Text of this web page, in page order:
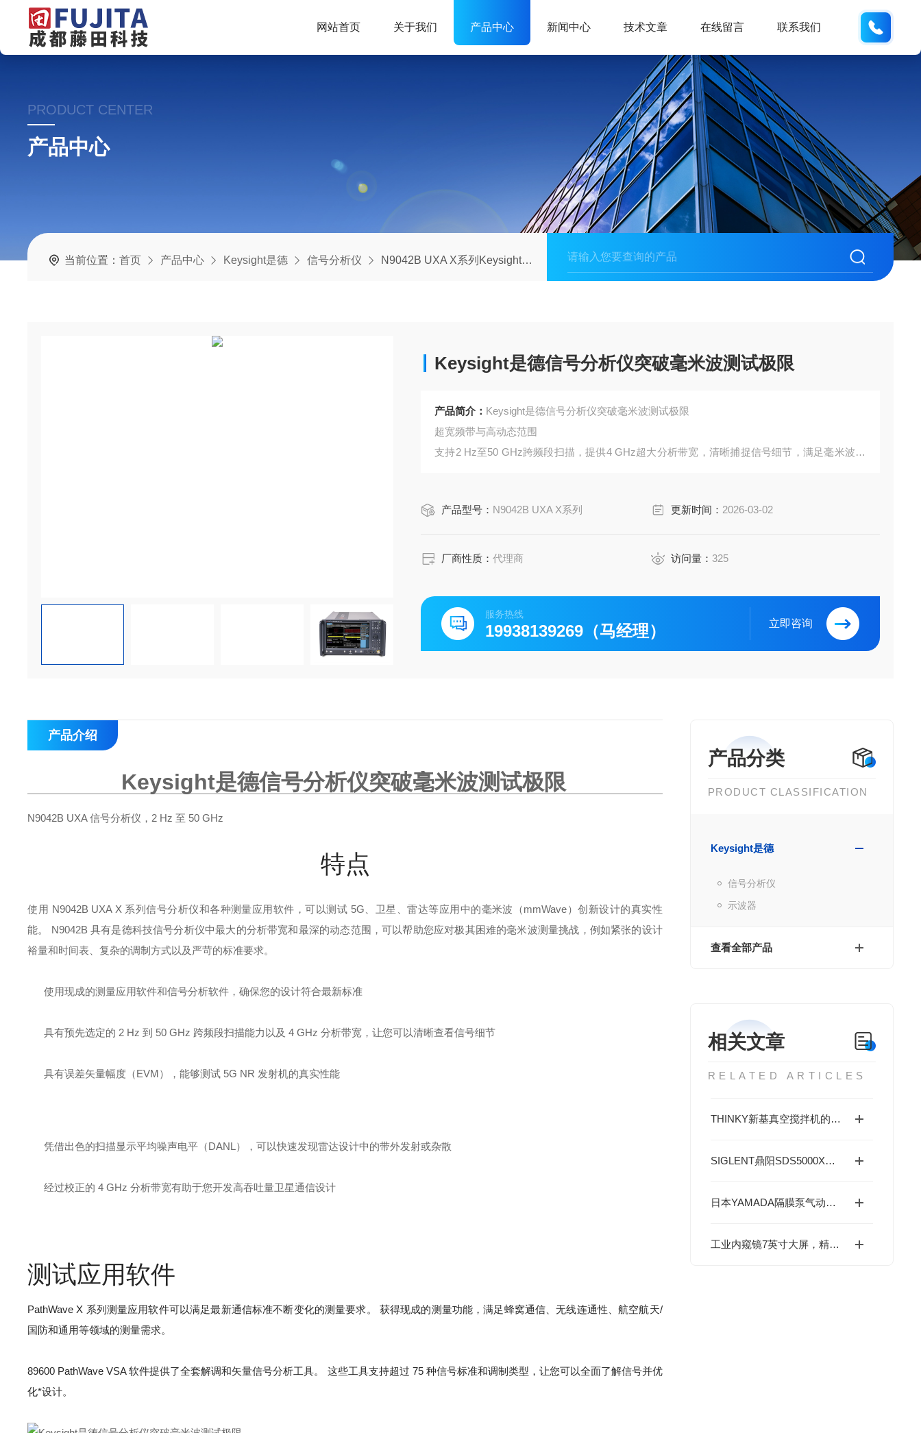
网站首页 关于我们 产品中心 新闻中心 技术文章 在线留言 联系我们
PRODUCT CENTER
产品中心
当前位置：首页 产品中心 Keysight是德 信号分析仪 N9042B UXA X系列Keysight是德信号分析仪突破毫米波测试极限
Keysight是德信号分析仪突破毫米波测试极限
产品简介： Keysight是德信号分析仪突破毫米波测试极限
超宽频带与高动态范围
支持2 Hz至50 GHz跨频段扫描，提供4 GHz超大分析带宽，清晰捕捉信号细节，满足毫米波高
发射。
产品型号： N9042B UXA X系列 更新时间： 2026-03-02
厂商性质：代理商 访问量： 325
服务热线
19938139269（马经理） 立即咨询
产品分类
PRODUCT CLASSIFICATION
Keysight是德
信号分析仪
示波器
查看全部产品
相关文章
RELATED ARTICLES
THINKY新基真空搅拌机的工作原理及操作技巧分析
SIGLENT鼎阳SDS5000X系列示波器16通道分析
日本YAMADA隔膜泵气动泵的工作原理与优点解析
工业内窥镜7英寸大屏，精准测量，工业检测利器
产品介绍
Keysight是德信号分析仪突破毫米波测试极限
N9042B UXA 信号分析仪，2 Hz 至 50 GHz
特点
使用 N9042B UXA X 系列信号分析仪和各种测量应用软件，可以测试 5G、卫星、雷达等应用中的毫米波（mmWave）创新设计的真实性
能。 N9042B 具有是德科技信号分析仪中最大的分析带宽和最深的动态范围，可以帮助您应对极其困难的毫米波测量挑战，例如紧张的设计
裕量和时间表、复杂的调制方式以及严苛的标准要求。
使用现成的测量应用软件和信号分析软件，确保您的设计符合最新标准
具有预先选定的 2 Hz 到 50 GHz 跨频段扫描能力以及 4 GHz 分析带宽，让您可以清晰查看信号细节
具有误差矢量幅度（EVM），能够测试 5G NR 发射机的真实性能
凭借出色的扫描显示平均噪声电平（DANL），可以快速发现雷达设计中的带外发射或杂散
经过校正的 4 GHz 分析带宽有助于您开发高吞吐量卫星通信设计
测试应用软件
PathWave X 系列测量应用软件可以满足最新通信标准不断变化的测量要求。 获得现成的测量功能，满足蜂窝通信、无线连通性、航空航天/
国防和通用等领域的测量需求。
89600 PathWave VSA 软件提供了全套解调和矢量信号分析工具。 这些工具支持超过 75 种信号标准和调制类型，让您可以全面了解信号并优
化*设计。